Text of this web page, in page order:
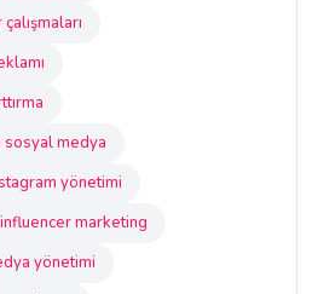
medya
yönetimi
marketing
yönetimi